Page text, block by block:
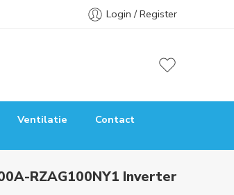
Login / Register
Ventilatie Contact
RZAG100NY1 Inverter